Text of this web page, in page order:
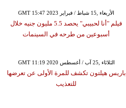
GMT 15:47 2023 الأربعاء ,15 شباط / فبراير
فيلم "أنا لحبيبي" يحصد 5.5 مليون جنيه خلال
أسبوعين من طرحه في السينمات
GMT 11:19 2020 الثلاثاء ,25 آب / أغسطس
باريس هيلتون تكشف للمرة الأولى عن تعرضها
للتعذيب